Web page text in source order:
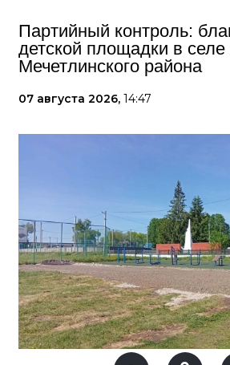
Партийный контроль:
детской площадки в селе
Мечетлинского района
07 августа 2026, 14:47